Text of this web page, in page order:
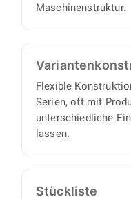
Maschinenstruktur.
Flexible
Serien, oft mit
unterschiedliche
lassen.
Stückliste